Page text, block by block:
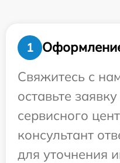
1
Свяжитесь с
оставьте
сервисного
консультант
для уточнения